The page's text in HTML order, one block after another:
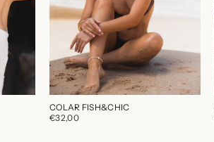
COLAR FISH&CHIC
€32,00